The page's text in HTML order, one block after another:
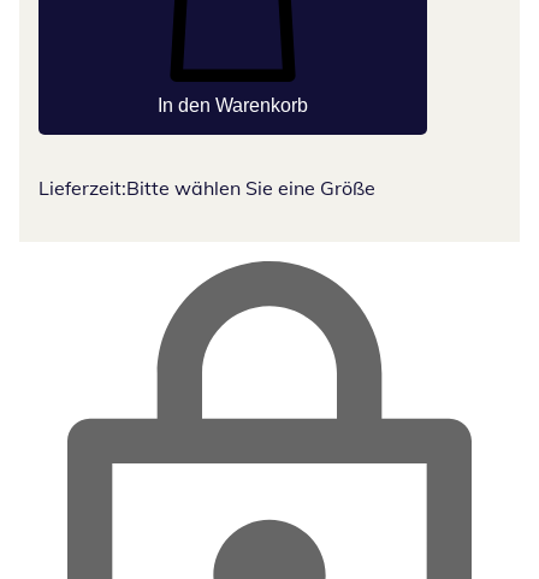
In den Warenkorb
Lieferzeit:Bitte wählen Sie eine Größe